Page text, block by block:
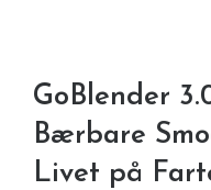
GoBlender
Bærbare
Livet på